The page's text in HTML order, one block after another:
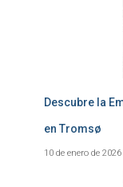
Descubre la
en Tromsø
10 de enero de 2026